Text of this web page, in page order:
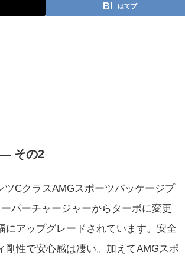
はてブ
その2
CクラスAMGスポーツパッケージプ
パーチャージャーからターボに変更
にアップグレードされています。安全
性で安心感は凄い。加えてAMGスポ